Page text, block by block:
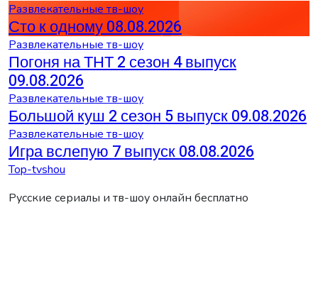
Развлекательные тв-шоу
Сто к одному 08.08.2026
Развлекательные тв-шоу
Погоня на ТНТ 2 сезон 4 выпуск
09.08.2026
Развлекательные тв-шоу
Большой куш 2 сезон 5 выпуск 09.08.2026
Развлекательные тв-шоу
Игра вслепую 7 выпуск 08.08.2026
Top-tvshou
Русские сериалы и тв-шоу онлайн бесплатно